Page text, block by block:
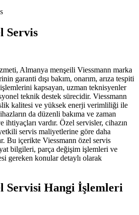
Servis
Almanya menşeili Viessmann marka
garanti dışı bakım, onarım, arıza tespiti
kapsayan, uzman teknisyenler
teknik destek sürecidir. Viessmann
kalitesi ve yüksek enerji verimliliği ile
da düzenli bakıma ve zaman
ihtiyaçları vardır. Özel servisler, cihazın
servis maliyetlerine göre daha
Bu içerikte Viessmann özel servis
bilgileri, parça değişim işlemleri ve
gereken konular detaylı olarak
Servisi Hangi İşlemleri